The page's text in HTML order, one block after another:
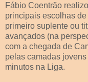
Fábio Coentrão
principais escolhas
primeiro suplente ou
avançados (na
com a chegada de
pelas camadas
minutos na Liga.